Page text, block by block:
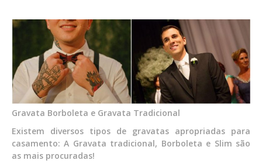
Gravata Borboleta e Gravata Tradicional
Existem diversos tipos de gravatas apropriadas para
casamento: A Gravata tradicional, Borboleta e Slim são
as mais procuradas!